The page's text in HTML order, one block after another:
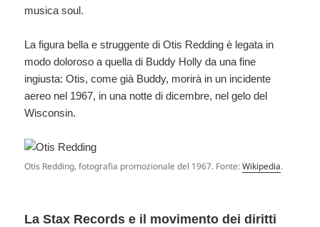
musica soul.
La figura bella e struggente di Otis Redding è legata in
modo doloroso a quella di Buddy Holly da una fine
ingiusta: Otis, come già Buddy, morirà in un incidente
aereo nel 1967, in una notte di dicembre, nel gelo del
Wisconsin.
Otis Redding, fotografia promozionale del 1967. Fonte:Wikipedia.
La Stax Records e il movimento dei diritti